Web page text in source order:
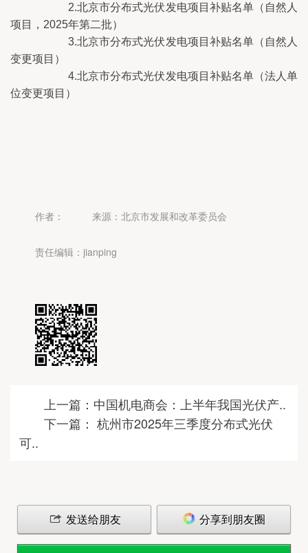
2.北京市分布式光伏发电项目补贴名单（自然人
项目，2025年第二批）
3.北京市分布式光伏发电项目补贴名单（自然人
变更项目）
4.北京市分布式光伏发电项目补贴名单（法人单
位变更项目）
作者： 来源：北京市发展和改革委员会
责任编辑：jianping
上一篇：中国机电商会：上半年我国光伏产..
下一篇： 杭州市2025年三季度分布式光伏
可..
发送给朋友 分享到朋友圈